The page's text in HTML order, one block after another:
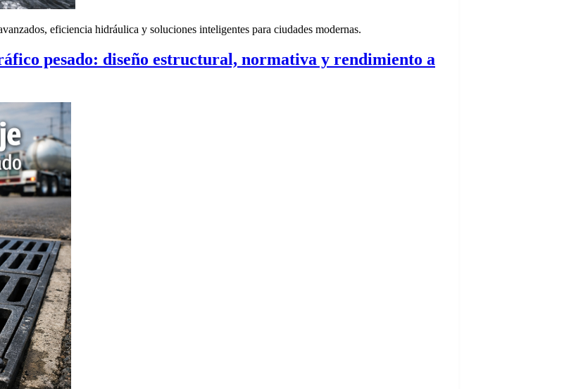
eficiencia hidráulica y soluciones inteligentes para ciudades modernas.
pesado: diseño estructural, normativa y rendimiento a